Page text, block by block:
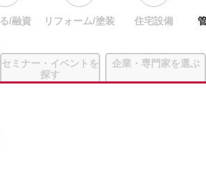
/融資 リフォーム/塗装 住宅設備
セミナー・イベントを
探す
企業・専門家を選ぶ